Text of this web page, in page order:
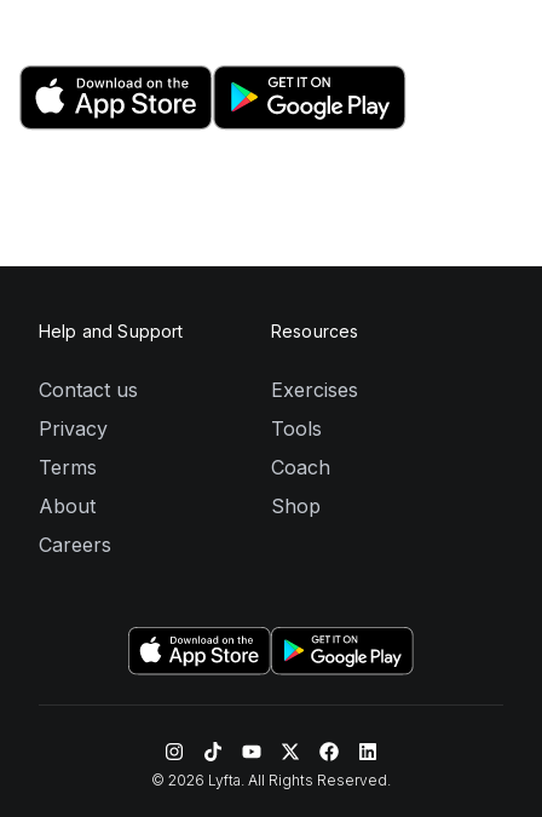
Help and Support
Contact us
Privacy
Terms
About
Careers
Resources
Exercises
Tools
Coach
Shop
© 2026 Lyfta. All Rights Reserved.